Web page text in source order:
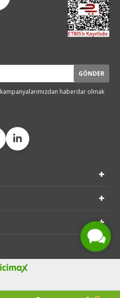
GÖNDER
kampanyalarımızdan haberdar olmak